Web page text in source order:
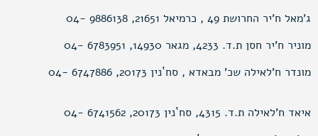
ג’מאל ח’יר החרושת 49 , כרמיאל 21651, 9886138 -04
מוניר ח’יר חסן ת.ד. 4233, מגאר 14930, 6783951 -04
מונדר ח’לאילה שכ’ מבאדא , סח`נין 20173, 6747886 -04
איאד ח’לאילה ת.ד. 4315, סח`נין 20173, 6741562 -04